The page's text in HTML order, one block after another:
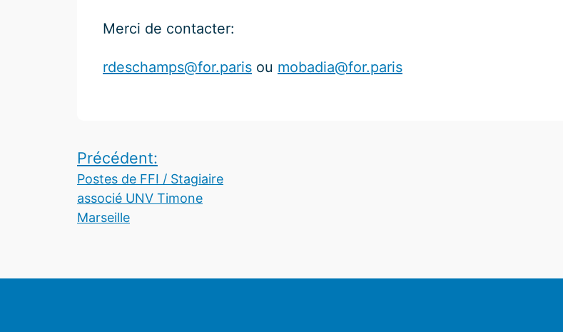
Merci de contacter:
rdeschamps@for.paris ou mobadia@for.paris
Navigation
de
l’article
Précédent:
Postes de FFI / Stagiaire
associé UNV Timone
Marseille